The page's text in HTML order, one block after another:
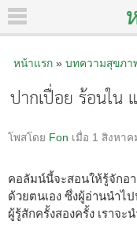
หน้าแรก» บทความสุขภา
ปากเปื่อย ร้อนใน
โพสโดย Fon เมื่อ 1 สิงหา
คอลัมน์นี้จะสอนให้รู้จักอา
ด้วยตนเอง ซึ่งผู้อ่านนำไ
ผู้รู้สักครั้งสองครั้ง เราจะ